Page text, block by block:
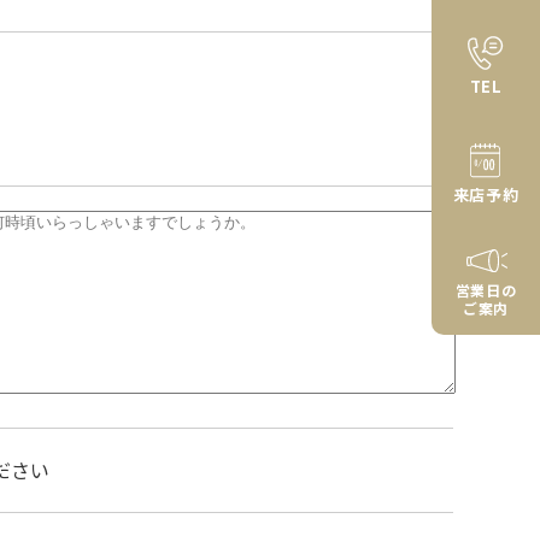
さい
TEL
来店予約
営業日の
ご案内